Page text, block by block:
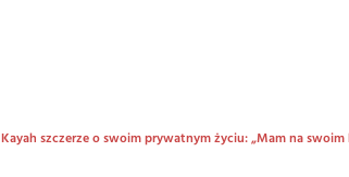
Kayah szczerze o swoim prywatnym życiu: „Mam na